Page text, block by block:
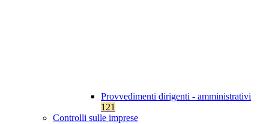
Provvedimenti dirigenti - amministrativi
121
Controlli sulle imprese